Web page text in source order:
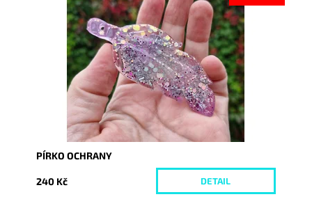
Dostupnost:
Vyprodáno
10383
PÍRKO OCHRANY
240 Kč DETAIL